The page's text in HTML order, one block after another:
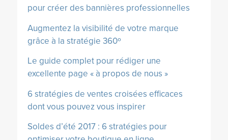
pour créer des bannières professionnelles
Augmentez la visibilité de votre marque
grâce à la stratégie 360º
Le guide complet pour rédiger une
excellente page « à propos de nous »
6 stratégies de ventes croisées efficaces
dont vous pouvez vous inspirer
Soldes d’été 2017 : 6 stratégies pour